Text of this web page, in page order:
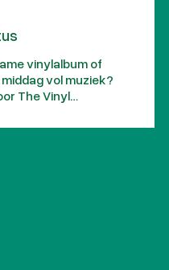
vinylalbum of
vol muziek?
The Vinyl